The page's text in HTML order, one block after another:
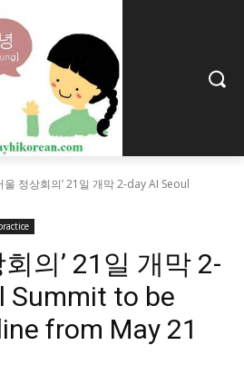
울 정상회의’ 21일 개막 2-day AI Seoul
의’ 21일 개막 2-
Summit to be
from May 21